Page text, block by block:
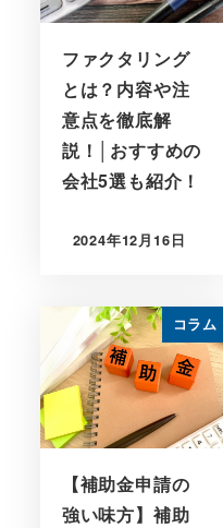
ファクタリング
とは？内容や注
意点を徹底解
説！│おすすめの
会社5選も紹介！
2024年12月16日
コラム
【補助金申請の
強い味方】補助